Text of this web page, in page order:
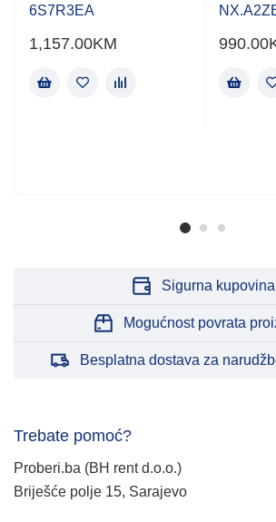
6S7R3EA
1,157.00KM 990.00
Sigurna kupovina
Mogućnost povrata
Besplatna dostava za
Trebate pomoć?
Proberi.ba (BH rent d.o.o.)
Briješće polje 15, Sarajevo